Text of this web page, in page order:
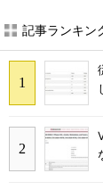
記事ランキン